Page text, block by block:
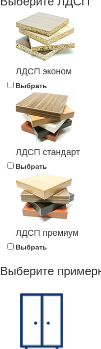
ЛДСП эконом
Выбрать
ЛДСП стандарт
Выбрать
ЛДСП премиум
Выбрать
Выберите